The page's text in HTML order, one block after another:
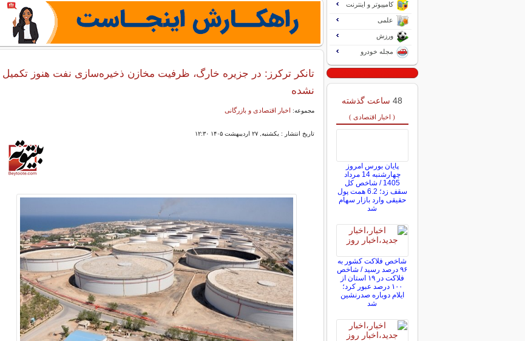
تانکر ترکرز: در جزیره خارگ، ظرفیت مخازن ذخیره‌سازی نفت هنوز تکمیل
نشده
مجموعه: اخبار اقتصادی و بازرگانی
تاریخ انتشار : یکشنبه, ۲۷ اردیبهشت ۱۴۰۵ ۱۲:۳۰
کامپیوتر و اینترنت
علمی
ورزش
مجله خودرو
48 ساعت گذشته
( اخبار اقتصادی )
پایان بورس امروز
چهارشنبه 14 مرداد
1405 / شاخص کل
سقف زد؛ 6.2 همت پول
حقیقی وارد بازار سهام
شد
شاخص فلاکت کشور به
۹۶ درصد رسید / شاخص
فلاکت در ۱۹ استان از
۱۰۰ درصد عبور کرد؛
ایلام دوباره صدرنشین
شد